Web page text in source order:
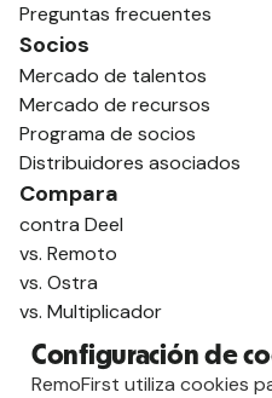
Preguntas frecuentes
Socios
Mercado de talentos
Mercado de recursos
Programa de socios
Distribuidores asociados
Compara
contra Deel
vs. Remoto
vs. Ostra
vs. Multiplicador
Configuración de
RemoFirst utiliza cookies